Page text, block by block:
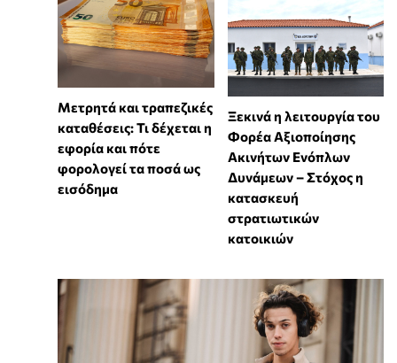
Μετρητά και τραπεζικές
καταθέσεις: Τι δέχεται η
εφορία και πότε
φορολογεί τα ποσά ως
εισόδημα
Ξεκινά η λειτουργία του
Φορέα Αξιοποίησης
Ακινήτων Ενόπλων
Δυνάμεων – Στόχος η
κατασκευή
στρατιωτικών
κατοικιών